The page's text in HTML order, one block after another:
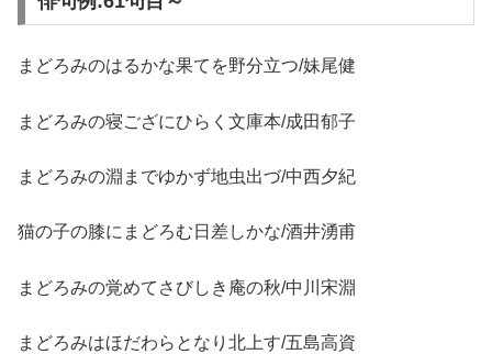
まどろみのはるかな果てを野分立つ/妹尾健
まどろみの寝ござにひらく文庫本/成田郁子
まどろみの淵までゆかず地虫出づ/中西夕紀
猫の子の膝にまどろむ日差しかな/酒井湧甫
まどろみの覚めてさびしき庵の秋/中川宋淵
まどろみはほだわらとなり北上す/五島高資